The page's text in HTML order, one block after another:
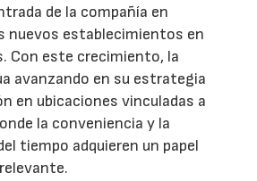
de la compañía en
nuevos establecimientos en
Con este crecimiento, la
avanzando en su estrategia
en ubicaciones vinculadas a
la conveniencia y la
tiempo adquieren un papel